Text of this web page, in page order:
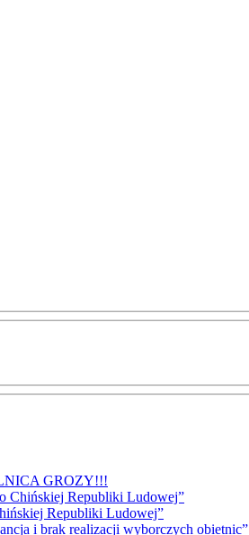
GROZY!!!
Chińskiej Republiki Ludowej”
Republiki Ludowej”
i brak realizacji wyborczych obietnic”